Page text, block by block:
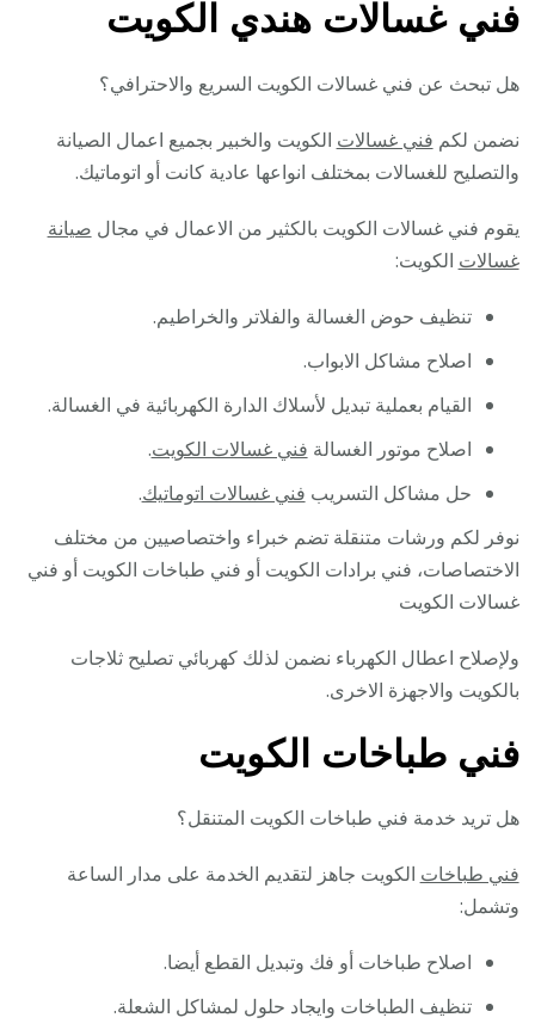
فني غسالات هندي الكويت
هل تبحث عن فني غسالات الكويت السريع والاحترافي؟
نضمن لكم فني غسالات الكويت والخبير بجميع اعمال الصيانة
والتصليح للغسالات بمختلف انواعها عادية كانت أو اتوماتيك.
يقوم فني غسالات الكويت بالكثير من الاعمال في مجال صيانة
غسالات الكويت:
تنظيف حوض الغسالة والفلاتر والخراطيم.
اصلاح مشاكل الابواب.
القيام بعملية تبديل لأسلاك الدارة الكهربائية في الغسالة.
اصلاح موتور الغسالة فني غسالات الكويت.
حل مشاكل التسريب فني غسالات اتوماتيك.
نوفر لكم ورشات متنقلة تضم خبراء واختصاصيين من مختلف
الاختصاصات، فني برادات الكويت أو فني طباخات الكويت أو فني
غسالات الكويت
ولإصلاح اعطال الكهرباء نضمن لذلك كهربائي تصليح ثلاجات
بالكويت والاجهزة الاخرى.
فني طباخات الكويت
هل تريد خدمة فني طباخات الكويت المتنقل؟
فني طباخات الكويت جاهز لتقديم الخدمة على مدار الساعة
وتشمل:
اصلاح طباخات أو فك وتبديل القطع أيضا.
تنظيف الطباخات وايجاد حلول لمشاكل الشعلة.